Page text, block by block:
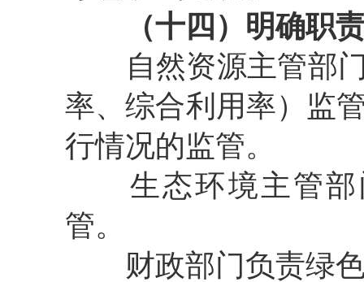
（十四）明确职
自然资源主管部
率、综合利用率）监
行情况的监管。
生态环境主管
管。
财政部门负责绿